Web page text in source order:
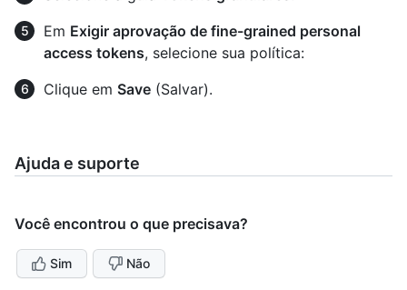
Em Exigir aprovação de fine-grained personal
access tokens, selecione sua política:
Clique em Save (Salvar).
Ajuda e suporte
Você encontrou o que precisava?
Sim Não